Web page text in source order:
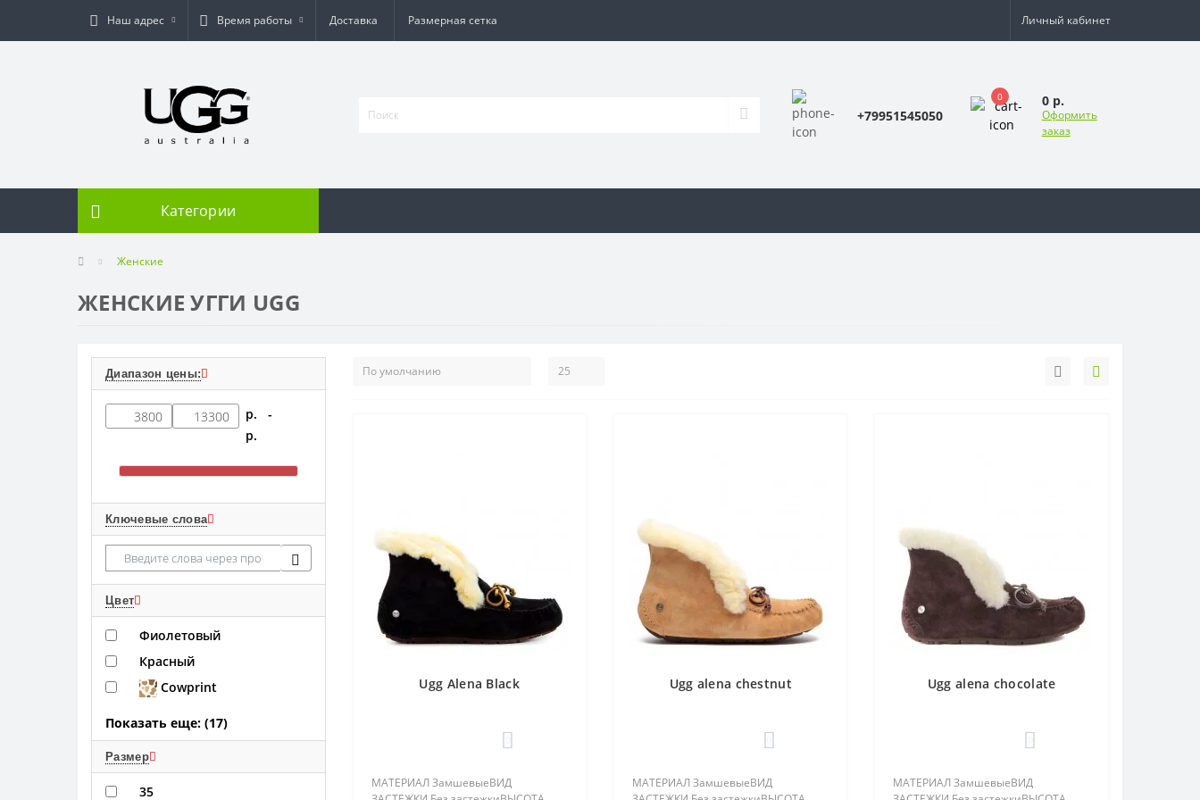
Наш адрес Время работы Доставка Размерная сетка Личный кабинет
+79951545050
0 0 р.
Оформить
заказ
Категории
Женские
ЖЕНСКИЕ УГГИ UGG
Диапазон цены:
р. -
р.
Ключевые слова
Цвет
Фиолетовый
Красный
Cowprint
Показать еще: (17)
Размер
35
Ugg Alena Black
МАТЕРИАЛ ЗамшевыеВИД
Ugg alena chestnut
МАТЕРИАЛ ЗамшевыеВИД
Ugg alena chocolate
МАТЕРИАЛ ЗамшевыеВИД